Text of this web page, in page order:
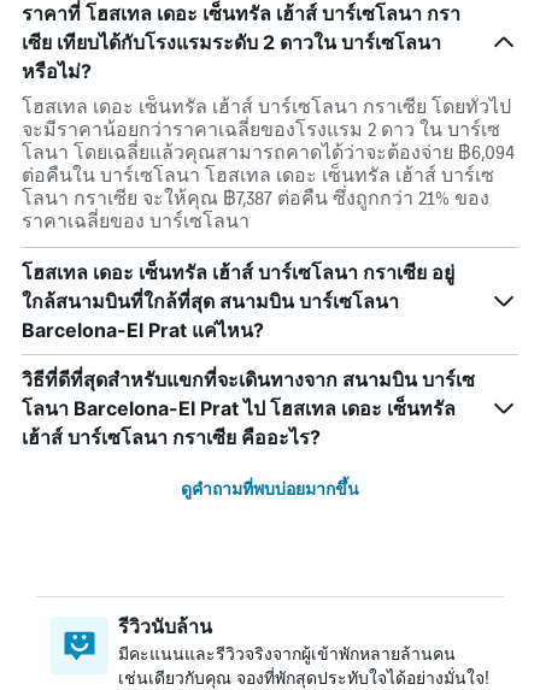
ราคาที่ โฮสเทล เดอะ เซ็นทรัล เฮ้าส์ บาร์เซโลนา กรา
เซีย เทียบได้กับโรงแรมระดับ 2 ดาวใน บาร์เซโลนา
หรือไม่?
โฮสเทล เดอะ เซ็นทรัล เฮ้าส์ บาร์เซโลนา กราเซีย โดยทั่วไป
จะมีราคาน้อยกว่าราคาเฉลี่ยของโรงแรม 2 ดาว ใน บาร์เซ
โลนา โดยเฉลี่ยแล้วคุณสามารถคาดได้ว่าจะต้องจ่าย ฿6,094
ต่อคืนใน บาร์เซโลนา โฮสเทล เดอะ เซ็นทรัล เฮ้าส์ บาร์เซ
โลนา กราเซีย จะให้คุณ ฿7,387 ต่อคืน ซึ่งถูกกว่า 21% ของ
ราคาเฉลี่ยของ บาร์เซโลนา
โฮสเทล เดอะ เซ็นทรัล เฮ้าส์ บาร์เซโลนา กราเซีย อยู่
ใกล้สนามบินที่ใกล้ที่สุด สนามบิน บาร์เซโลนา
Barcelona-El Prat แค่ไหน?
วิธีที่ดีที่สุดสำหรับแขกที่จะเดินทางจาก สนามบิน บาร์เซ
โลนา Barcelona-El Prat ไป โฮสเทล เดอะ เซ็นทรัล
เฮ้าส์ บาร์เซโลนา กราเซีย คืออะไร?
ดูคำถามที่พบบ่อยมากขึ้น
รีวิวนับล้าน
มีคะแนนและรีวิวจริงจากผู้เข้าพักหลายล้านคน
เช่นเดียวกับคุณ จองที่พักสุดประทับใจได้อย่างมั่นใจ!